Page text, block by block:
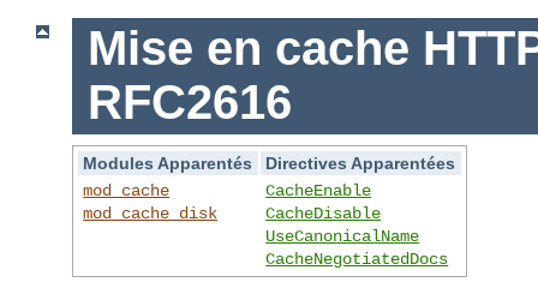
Mise en cache
RFC2616
Modules Apparentés
Directives Apparentées
mod_cache
mod_cache_disk
CacheEnable
CacheDisable
UseCanonicalName
CacheNegotiatedDocs